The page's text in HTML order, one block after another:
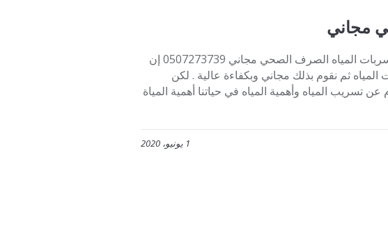
مجاني
كشف تسربات المياه الصرف الصحي مجاني كشف تسربات المياه الصرف الصحي مجاني 0507273739 إن
ثم نقوم بذلك مجاني وبكفاءة عالية . لكن
تسريب المياه وأهمية المياه في حياتنا أهمية المياة
1 يونيو، 2020